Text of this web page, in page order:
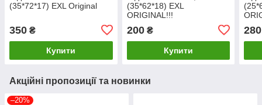
(35*72*17) EXL Original
350 ₴
Купити
(35*62*18) EXL
ORIGINAL!!!
200₴
Купити
280
Акційні пропозиції та новинки
–20%